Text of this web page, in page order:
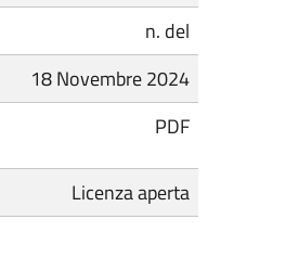
n. del
18 Novembre 2024
PDF
Licenza aperta